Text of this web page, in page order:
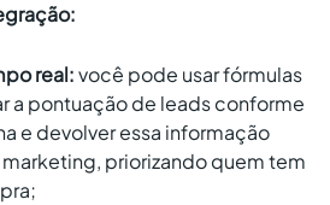
real:você pode usar fórmulas
a pontuação de leads conforme
e devolver essa informação
priorizando quem tem